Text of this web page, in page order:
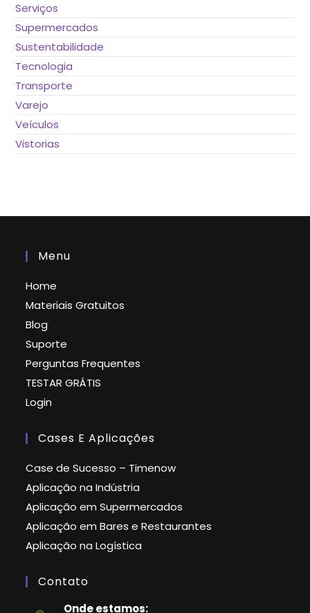
Serviços
Supermercados
Sustentabilidade
Tecnologia
Transporte
Varejo
Veículos
Vistorias
Menu
Home
Materiais Gratuitos
Blog
Suporte
Perguntas Frequentes
TESTAR GRÁTIS
Login
Cases E Aplicações
Case de Sucesso – Timenow
Aplicação na Indústria
Aplicação em Supermercados
Aplicação em Bares e Restaurantes
Aplicação na Logística
Contato
Onde estamos: